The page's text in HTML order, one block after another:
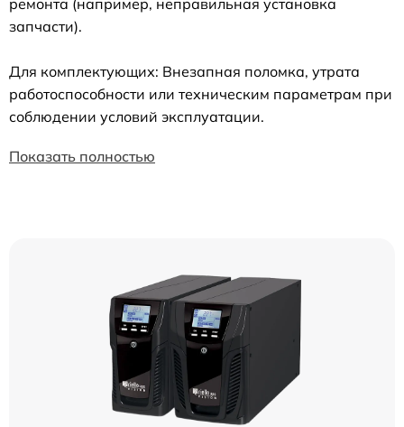
ремонта (например, неправильная установка
запчасти).
Для комплектующих: Внезапная поломка, утрата
работоспособности или техническим параметрам при
соблюдении условий эксплуатации.
Показать полностью